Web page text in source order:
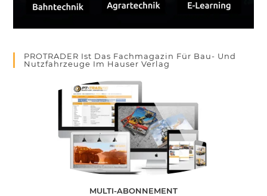
PROTRADER Ist Das Fachmagazin Für Bau- Und
Nutzfahrzeuge Im Hauser Verlag
MULTI-ABONNEMENT